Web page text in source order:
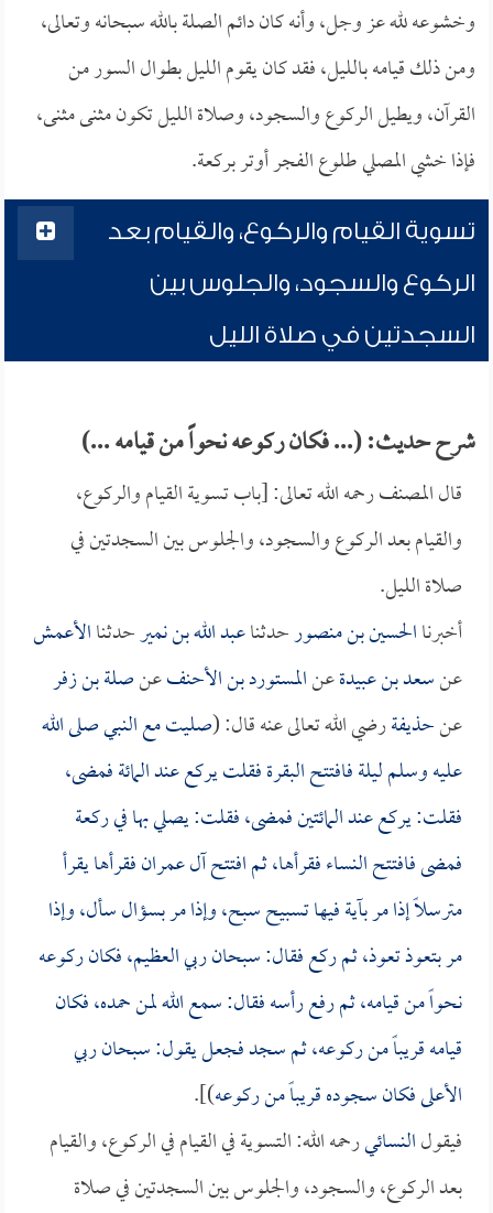
وخشوعه لله عز وجل، وأنه كان دائم الصلة بالله سبحانه وتعالى،
ومن ذلك قيامه بالليل، فقد كان يقوم الليل بطوال السور من
القرآن، ويطيل الركوع والسجود، وصلاة الليل تكون مثنى مثنى،
فإذا خشي المصلي طلوع الفجر أوتر بركعة.
تسوية القيام والركوع، والقيام بعد
الركوع والسجود، والجلوس بين
السجدتين في صلاة الليل
شرح حديث: (... فكان ركوعه نحواً من قيامه ...)
قال المصنف رحمه الله تعالى: [باب تسوية القيام والركوع،
والقيام بعد الركوع والسجود، والجلوس بين السجدتين في
صلاة الليل.
أخبرناالحسين بن منصورحدثناعبد الله بن نميرحدثناالأعمش
عنسعد بن عبيدةعنالمستورد بن الأحنفعنصلة بن زفر
عنحذيفةرضي الله تعالى عنه قال: (صليت مع النبي صلى الله
عليه وسلم ليلة فافتتح البقرة فقلت يركع عند المائة فمضى،
فقلت: يركع عند المائتين فمضى، فقلت: يصلي بها في ركعة
فمضى فافتتح النساء فقرأها، ثم افتتح آل عمران فقرأها يقرأ
مترسلاً إذا مر بآية فيها تسبيح سبح، وإذا مر بسؤال سأل، وإذا
مر بتعوذ تعوذ، ثم ركع فقال: سبحان ربي العظيم، فكان ركوعه
نحواً من قيامه، ثم رفع رأسه فقال: سمع الله لمن حمده، فكان
قيامه قريباً من ركوعه، ثم سجد فجعل يقول: سبحان ربي
الأعلى فكان سجوده قريباً من ركوعه)].
فيقولالنسائيرحمه الله: التسوية في القيام في الركوع، والقيام
بعد الركوع، والسجود، والجلوس بين السجدتين في صلاة